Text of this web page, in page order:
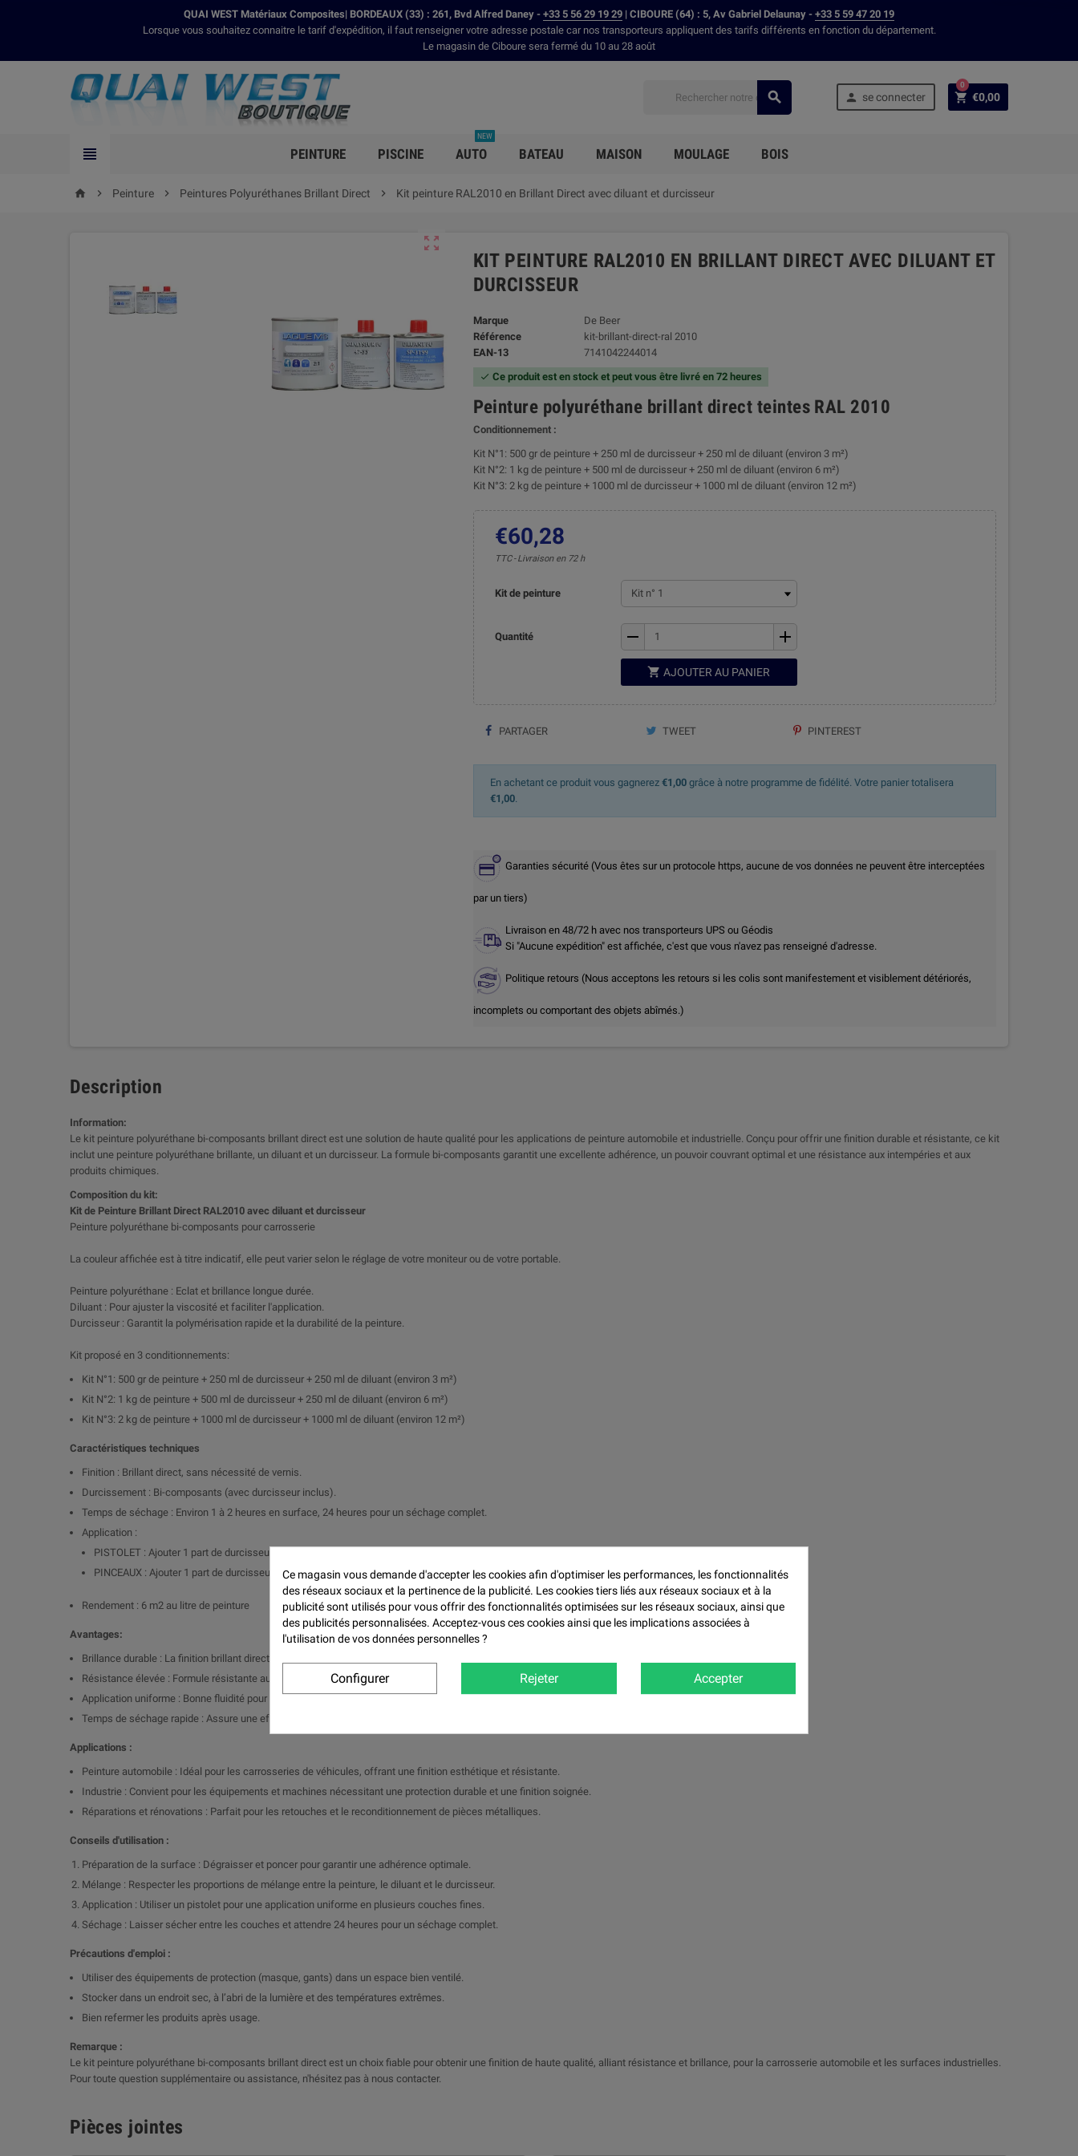
QUAI WEST Matériaux Composites| BORDEAUX (33) : 261, Bvd Alfred Daney - +33 5 56 29 19 29 | CIBOURE (64) : 5, Av Gabriel Delaunay - +33 5 59 47 20 19
Lorsque vous souhaitez connaitre le tarif d'expédition, il faut renseigner votre adresse postale car nos transporteurs appliquent des tarifs différents en fonction du département.
Le magasin de Ciboure sera fermé du 10 au 28 août
  se connecter  €0,00
0
 PEINTURE PISCINE AUTO
NEW
BATEAU MAISON MOULAGE BOIS
home  Peinture  Peintures Polyuréthanes Brillant Direct  Kit peinture RAL2010 en Brillant Direct avec diluant et durcisseur

KIT PEINTURE RAL2010 EN BRILLANT DIRECT AVEC DILUANT ET
DURCISSEUR
Marque
De Beer
Référence
kit-brillant-direct-ral 2010
EAN-13
7141042244014
 Ce produit est en stock et peut vous être livré en 72 heures
Peinture polyuréthane brillant direct teintes RAL 2010
Conditionnement :
Kit N°1: 500 gr de peinture + 250 ml de durcisseur + 250 ml de diluant (environ 3 m²)
Kit N°2: 1 kg de peinture + 500 ml de durcisseur + 250 ml de diluant (environ 6 m²)
Kit N°3: 2 kg de peinture + 1000 ml de durcisseur + 1000 ml de diluant (environ 12 m²)
€60,28
TTC Livraison en 72 h
Kit de peinture
Quantité remove add
 AJOUTER AU PANIER
PARTAGER TWEET PINTEREST
En achetant ce produit vous gagnerez €1,00grâce à notre programme de fidélité. Votre panier totalisera
€1,00.
Garanties sécurité (Vous êtes sur un protocole https, aucune de vos données ne peuvent être interceptées
par un tiers)
Livraison en 48/72 h avec nos transporteurs UPS ou Géodis
Si "Aucune expédition" est affichée, c'est que vous n'avez pas renseigné d'adresse.
Politique retours (Nous acceptons les retours si les colis sont manifestement et visiblement détériorés,
incomplets ou comportant des objets abîmés.)
Description
Information:
Le kit peinture polyuréthane bi-composants brillant direct est une solution de haute qualité pour les applications de peinture automobile et industrielle. Conçu pour offrir une finition durable et résistante, ce kit
inclut une peinture polyuréthane brillante, un diluant et un durcisseur. La formule bi-composants garantit une excellente adhérence, un pouvoir couvrant optimal et une résistance aux intempéries et aux
produits chimiques.
Composition du kit:
Kit de Peinture Brillant Direct RAL2010 avec diluant et durcisseur
Peinture polyuréthane bi-composants pour carrosserie
La couleur affichée est à titre indicatif, elle peut varier selon le réglage de votre moniteur ou de votre portable.
Peinture polyuréthane : Eclat et brillance longue durée.
Diluant : Pour ajuster la viscosité et faciliter l'application.
Durcisseur : Garantit la polymérisation rapide et la durabilité de la peinture.
Kit proposé en 3 conditionnements:
Kit N°1: 500 gr de peinture + 250 ml de durcisseur + 250 ml de diluant (environ 3 m²)
Kit N°2: 1 kg de peinture + 500 ml de durcisseur + 250 ml de diluant (environ 6 m²)
Kit N°3: 2 kg de peinture + 1000 ml de durcisseur + 1000 ml de diluant (environ 12 m²)
Caractéristiques techniques
Finition : Brillant direct, sans nécessité de vernis.
Durcissement : Bi-composants (avec durcisseur inclus).
Temps de séchage : Environ 1 à 2 heures en surface, 24 heures pour un séchage complet.
Application :
PISTOLET : Ajouter 1 part de durcisseur pour 2 parts de peinture et de 5 à 10 % de diluant.
PINCEAUX : Ajouter 1 part de durcisseur pour 2 parts de peinture
Rendement : 6 m2 au litre de peinture
Avantages:
Brillance durable : La finition brillant direct assure un éclat profond et résistant sans nécessiter de couche de vernis.
Résistance élevée : Formule résistante aux intempéries, aux UV, aux produits chimiques et aux rayures.
Application uniforme : Bonne fluidité pour une application homogène et un rendu professionnel.
Temps de séchage rapide : Assure une efficacité optimale pour les travaux nécessitant un séchage rapide.
Applications :
Peinture automobile : Idéal pour les carrosseries de véhicules, offrant une finition esthétique et résistante.
Industrie : Convient pour les équipements et machines nécessitant une protection durable et une finition soignée.
Réparations et rénovations : Parfait pour les retouches et le reconditionnement de pièces métalliques.
Conseils d'utilisation :
Préparation de la surface : Dégraisser et poncer pour garantir une adhérence optimale.
Mélange : Respecter les proportions de mélange entre la peinture, le diluant et le durcisseur.
Application : Utiliser un pistolet pour une application uniforme en plusieurs couches fines.
Séchage : Laisser sécher entre les couches et attendre 24 heures pour un séchage complet.
Précautions d'emploi :
Utiliser des équipements de protection (masque, gants) dans un espace bien ventilé.
Stocker dans un endroit sec, à l’abri de la lumière et des températures extrêmes.
Bien refermer les produits après usage.
Remarque :
Le kit peinture polyuréthane bi-composants brillant direct est un choix fiable pour obtenir une finition de haute qualité, alliant résistance et brillance, pour la carrosserie automobile et les surfaces industrielles.
Pour toute question supplémentaire ou assistance, n'hésitez pas à nous contacter.
Pièces jointes
Ce magasin vous demande d'accepter les cookies afin d'optimiser les performances, les fonctionnalités
des réseaux sociaux et la pertinence de la publicité. Les cookies tiers liés aux réseaux sociaux et à la
publicité sont utilisés pour vous offrir des fonctionnalités optimisées sur les réseaux sociaux, ainsi que
des publicités personnalisées. Acceptez-vous ces cookies ainsi que les implications associées à
l'utilisation de vos données personnelles ?
Configurer Rejeter Accepter